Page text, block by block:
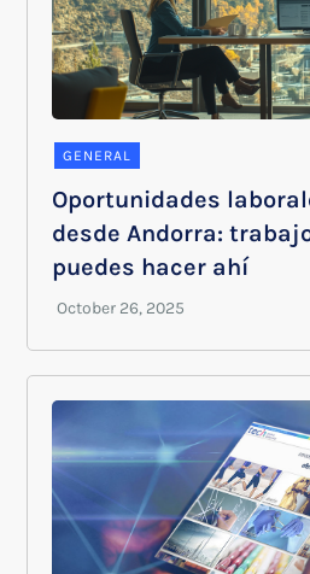
GENERAL
Oportunidades
desde Andorra:
puedes hacer ahí